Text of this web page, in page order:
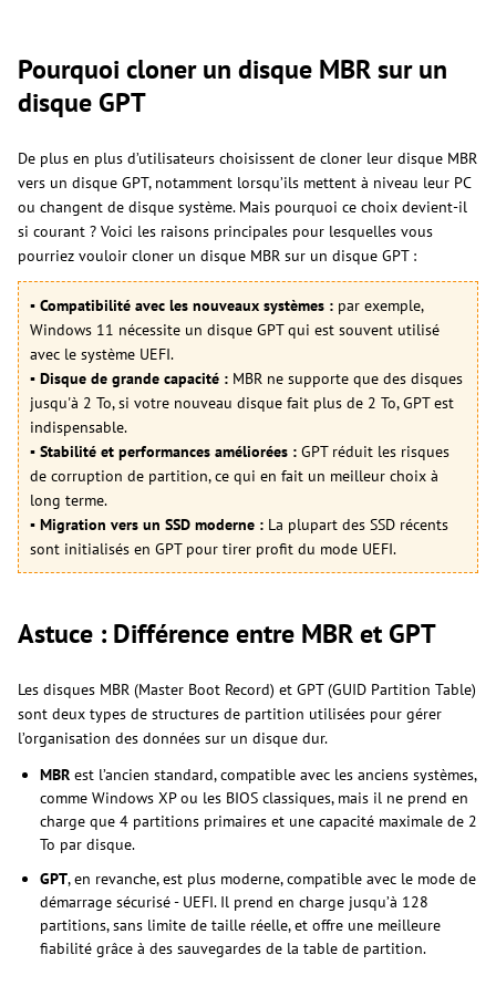
Pourquoi cloner un disque MBR sur un
disque GPT
De plus en plus d’utilisateurs choisissent de cloner leur disque MBR
vers un disque GPT, notamment lorsqu’ils mettent à niveau leur PC
ou changent de disque système. Mais pourquoi ce choix devient-il
si courant ? Voici les raisons principales pour lesquelles vous
pourriez vouloir cloner un disque MBR sur un disque GPT :
▪︎ Compatibilité avec les nouveaux systèmes : par exemple,
Windows 11 nécessite un disque GPT qui est souvent utilisé
avec le système UEFI.
▪︎ Disque de grande capacité : MBR ne supporte que des disques
jusqu'à 2 To, si votre nouveau disque fait plus de 2 To, GPT est
indispensable.
▪︎ Stabilité et performances améliorées : GPT réduit les risques
de corruption de partition, ce qui en fait un meilleur choix à
long terme.
▪︎ Migration vers un SSD moderne : La plupart des SSD récents
sont initialisés en GPT pour tirer profit du mode UEFI.
Astuce : Différence entre MBR et GPT
Les disques MBR (Master Boot Record) et GPT (GUID Partition Table)
sont deux types de structures de partition utilisées pour gérer
l’organisation des données sur un disque dur.
MBR est l’ancien standard, compatible avec les anciens systèmes,
comme Windows XP ou les BIOS classiques, mais il ne prend en
charge que 4 partitions primaires et une capacité maximale de 2
To par disque.
GPT, en revanche, est plus moderne, compatible avec le mode de
démarrage sécurisé - UEFI. Il prend en charge jusqu’à 128
partitions, sans limite de taille réelle, et offre une meilleure
fiabilité grâce à des sauvegardes de la table de partition.